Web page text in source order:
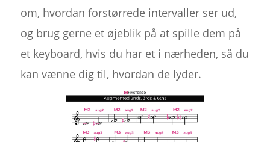
om, hvordan forstørrede intervaller ser ud,
og brug gerne et øjeblik på at spille dem på
et keyboard, hvis du har et i nærheden, så du
kan vænne dig til, hvordan de lyder.